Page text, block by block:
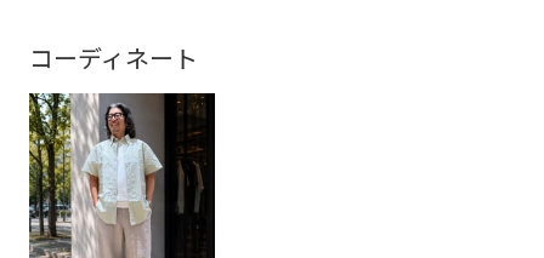
コーディネート